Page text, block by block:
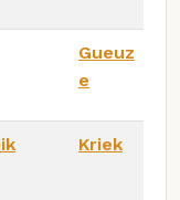
Gueuz
e
Kriek